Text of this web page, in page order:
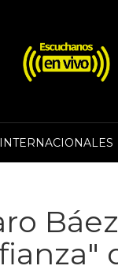
INTERNACIONALES